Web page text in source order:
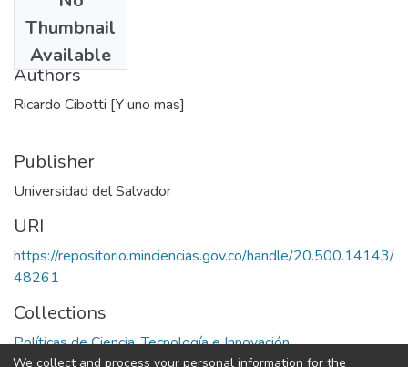
Thumbnail
Available
1967
Authors
Ricardo Cibotti [Y uno mas]
Publisher
Universidad del Salvador
URI
https://repositorio.minciencias.gov.co/handle/20.500.14143/
48261
Collections
Políticas de Ciencia, Tecnología e Innovación
We collect and process your personal information for the